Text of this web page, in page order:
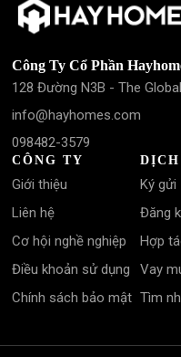
Công Ty Cổ Phần
128 Đường N3B - The
info@hayhomes.com
098482-3579
CÔNG TY
Giới thiệu
Liên hệ
Cơ hội nghề nghiệp
Điều khoản sử dụng
Chính sách bảo mật
Ký gửi
Đăng
Hợp
Vay
Tìm